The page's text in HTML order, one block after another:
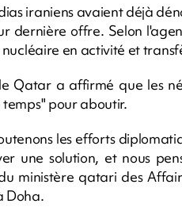
iraniens avaient déjà
dernière offre. Selon
nucléaire en activité et
Qatar a affirmé que les
temps" pour aboutir.
les efforts
une solution, et nous
ministère qatari des
Doha.